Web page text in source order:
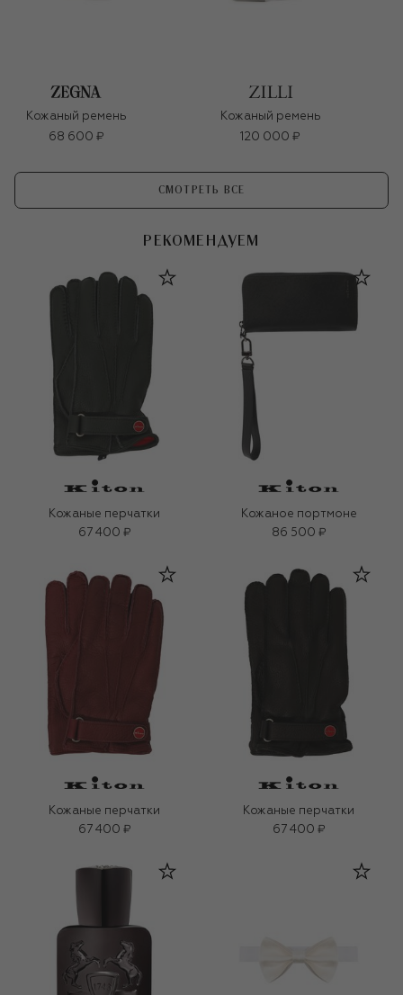
Кожаный ремень
68 600 ₽
Кожаный ремень
120 000 ₽
СМОТРЕТЬ ВСЕ
РЕКОМЕНДУЕМ
Кожаные перчатки
67 400 ₽
Кожаное портмоне
86 500 ₽
Кожаные перчатки
67 400 ₽
Кожаные перчатки
67 400 ₽